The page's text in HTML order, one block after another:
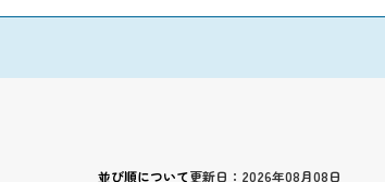
並び順について更新日：2026年08月08日